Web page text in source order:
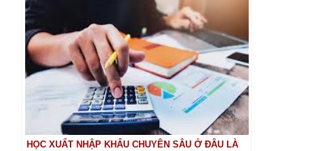
HỌC XUẤT NHẬP KHẨU CHUYÊN SÂU Ở ĐÂU LÀ